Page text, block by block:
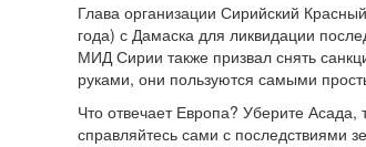
Глава организации Сирийский
года) с Дамаска для ликвидации
МИД Сирии также призвал снять
руками, они пользуются самыми
Что отвечает Европа? Уберите
справляйтесь сами с последствиями